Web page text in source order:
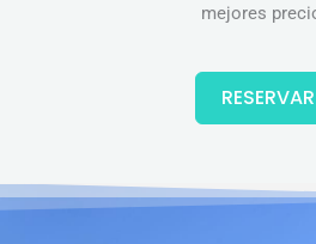
mejores
RESERVAR